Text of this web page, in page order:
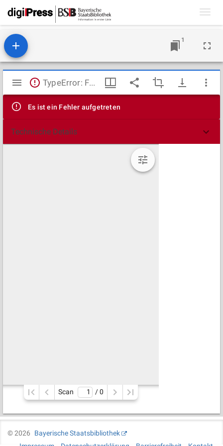
1
Mirador
Viewer
TypeError: Failed to fetch
Es ist ein Fehler aufgetreten
Technische Details
Scan / 0
©2026
Bayerische Staatsbibliothek